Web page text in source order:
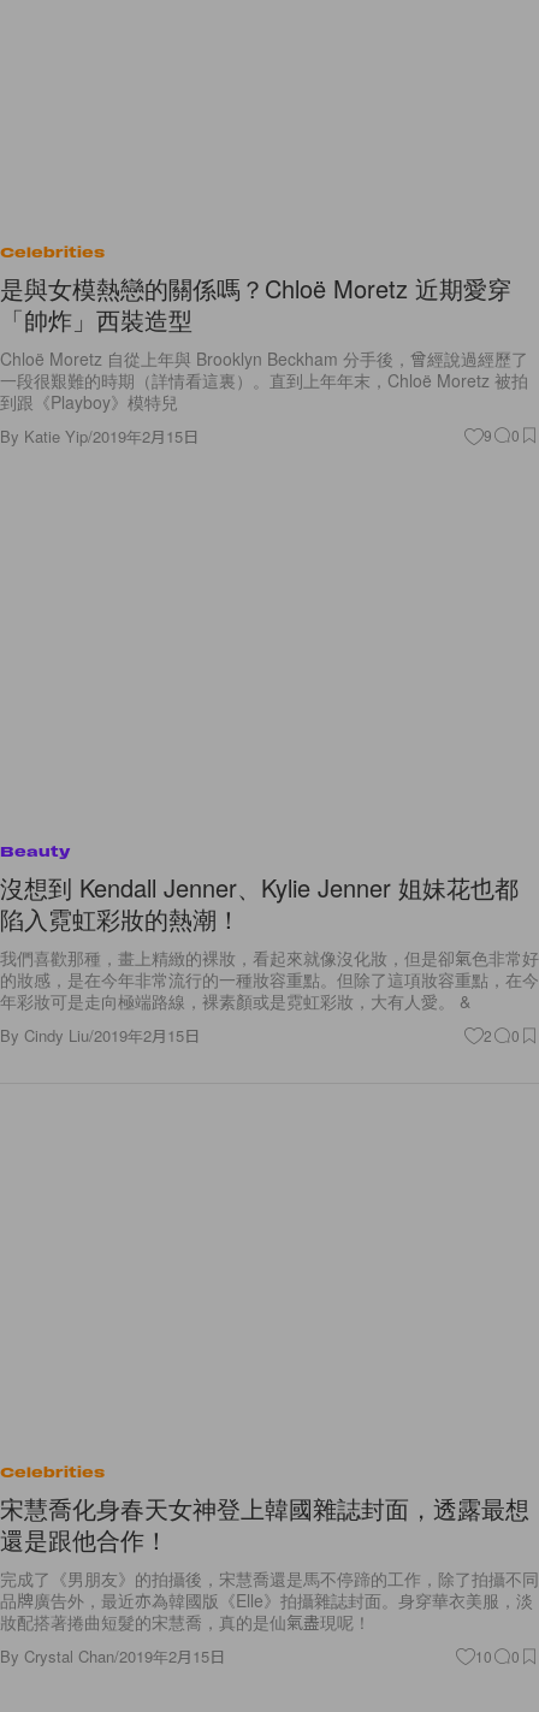
Celebrities
是與女模熱戀的關係嗎？Chloë Moretz 近期愛穿
「帥炸」西裝造型
Chloë Moretz 自從上年與 Brooklyn Beckham 分手後，曾經說過經歷了
一段很艱難的時期（詳情看這裏）。直到上年年末，Chloë Moretz 被拍
到跟《Playboy》模特兒
By Katie Yip/2019年2月15日 9 0
Beauty
沒想到 Kendall Jenner、Kylie Jenner 姐妹花也都
陷入霓虹彩妝的熱潮！
我們喜歡那種，畫上精緻的裸妝，看起來就像沒化妝，但是卻氣色非常好
的妝感，是在今年非常流行的一種妝容重點。但除了這項妝容重點，在今
年彩妝可是走向極端路線，裸素顏或是霓虹彩妝，大有人愛。 &
By Cindy Liu/2019年2月15日 2 0
Celebrities
宋慧喬化身春天女神登上韓國雜誌封面，透露最想
還是跟他合作！
完成了《男朋友》的拍攝後，宋慧喬還是馬不停蹄的工作，除了拍攝不同
品牌廣告外，最近亦為韓國版《Elle》拍攝雜誌封面。身穿華衣美服，淡
妝配搭著捲曲短髮的宋慧喬，真的是仙氣盡現呢！
By Crystal Chan/2019年2月15日 10 0